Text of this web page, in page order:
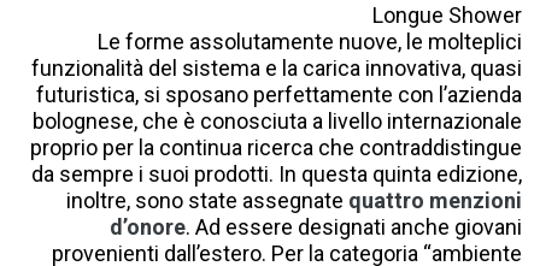
Longue Shower
Le forme assolutamente nuove, le molteplici
funzionalità del sistema e la carica innovativa, quasi
futuristica, si sposano perfettamente con lʼazienda
bolognese, che è conosciuta a livello internazionale
proprio per la continua ricerca che contraddistingue
da sempre i suoi prodotti. In questa quinta edizione,
inoltre, sono state assegnate quattro menzioni
dʼonore. Ad essere designati anche giovani
provenienti dallʼestero. Per la categoria “ambiente